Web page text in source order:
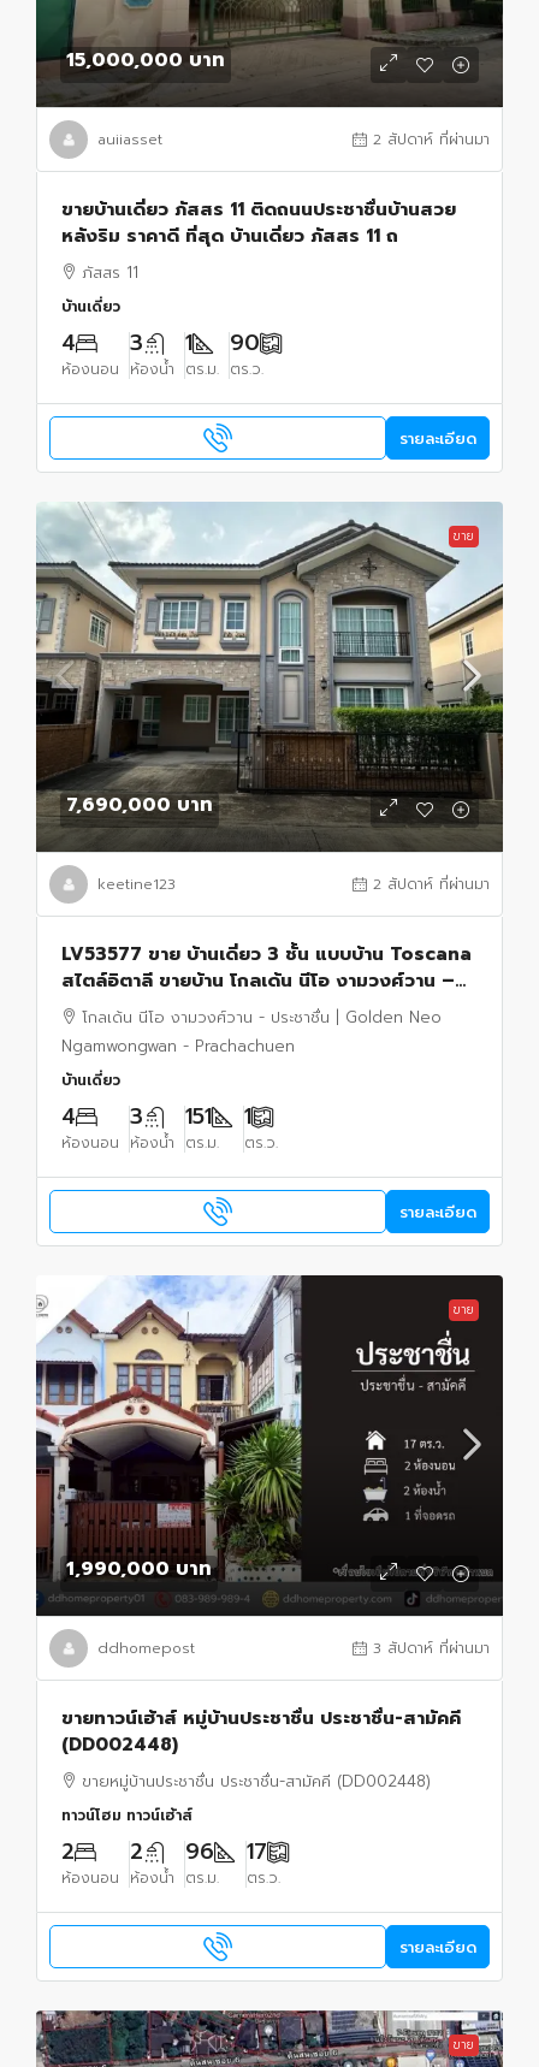
15,000,000 บาท
auiiasset 2 สัปดาห์ ที่ผ่านมา
ขายบ้านเดี่ยว ภัสสร 11 ติดถนนประชาชื่นบ้านสวย
หลังริม ราคาดี ที่สุด บ้านเดี่ยว ภัสสร 11 ถ
ภัสสร 11
บ้านเดี่ยว
4
ห้องนอน
3
ห้องน้ำ
1
ตร.ม.
90
ตร.ว.
รายละเอียด
ขาย
7,690,000 บาท
keetine123 2 สัปดาห์ ที่ผ่านมา
LV53577 ขาย บ้านเดี่ยว 3 ชั้น แบบบ้าน Toscana
สไตล์อิตาลี ขายบ้าน โกลเด้น นีโอ งามวงศ์วาน –
ประชาชื่น MRT-ศรีรัช (สายสีชมพู)
โกลเด้น นีโอ งามวงศ์วาน - ประชาชื่น | Golden Neo
Ngamwongwan - Prachachuen
บ้านเดี่ยว
4
ห้องนอน
3
ห้องน้ำ
151
ตร.ม.
1
ตร.ว.
รายละเอียด
ขาย
1,990,000 บาท
ddhomepost 3 สัปดาห์ ที่ผ่านมา
ขายทาวน์เฮ้าส์ หมู่บ้านประชาชื่น ประชาชื่น-สามัคคี
(DD002448)
ขายหมู่บ้านประชาชื่น ประชาชื่น-สามัคคี (DD002448)
ทาวน์โฮม ทาวน์เฮ้าส์
2
ห้องนอน
2
ห้องน้ำ
96
ตร.ม.
17
ตร.ว.
รายละเอียด
ขาย